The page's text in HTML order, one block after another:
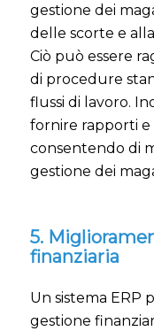
gestione dei
delle scorte e
Ciò può essere
di procedure
flussi di lavoro.
fornire rapporti e
consentendo di
gestione dei
5.
finanziaria
Un sistema ERP
gestione